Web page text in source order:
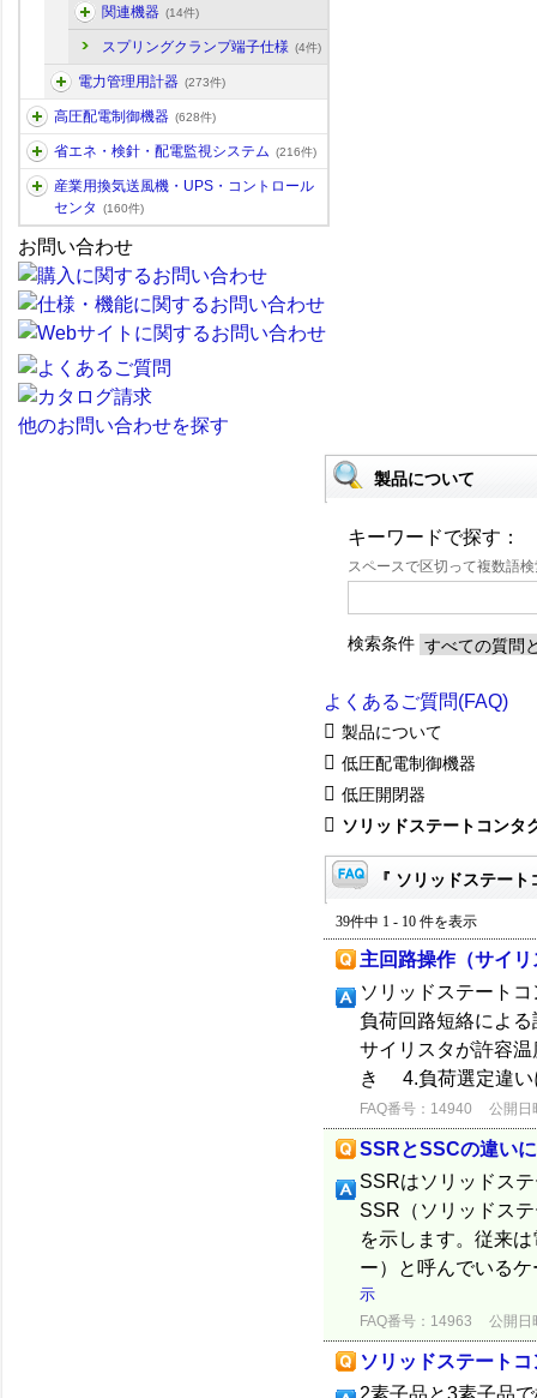
関連機器 (14件)
スプリングクランプ端子仕様 (4件)
電力管理用計器 (273件)
高圧配電制御機器 (628件)
省エネ・検針・配電監視システム (216件)
産業用換気送風機・UPS・コントロール
センタ
(160件)
お問い合わせ
他のお問い合わせを探す
製品について
キーワードで探す：
スペースで区切って複数語
検索条件
よくあるご質問(FAQ)
製品について
低圧配電制御機器
低圧開閉器
ソリッドステートコンタ
『 ソリッドステー
39件中 1 - 10 件を表示
主回路操作（サイ
ソリッドステート
負荷回路短絡によ
サイリスタが許容
き 4.負荷選定違い
FAQ番号：14940 公開日
SSRとSSCの違い
SSRはソリッドス
SSR（ソリッドス
を示します。従来
ー）と呼んでいる
示
FAQ番号：14963 公開日
ソリッドステート
2素子品と3素子品